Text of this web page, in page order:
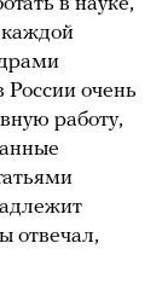
в науке,
России очень
работу,
отвечал,